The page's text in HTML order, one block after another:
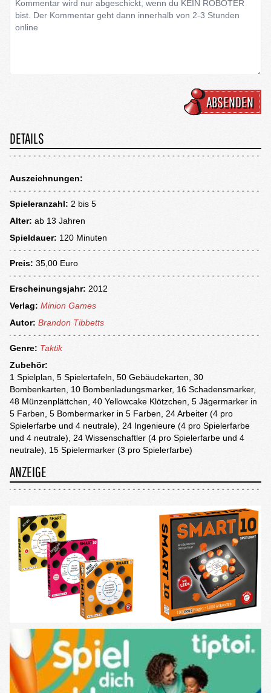
ABSENDEN
DETAILS
Auszeichnungen:
Spieleranzahl: 2 bis 5
Alter: ab 13 Jahren
Spieldauer: 120 Minuten
Preis: 35,00 Euro
Erscheinungsjahr: 2012
Verlag: Minion Games
Autor: Brandon Tibbetts
Genre: Taktik
Zubehör:
1 Spielplan, 5 Spielertafeln, 50 Gebäudekarten, 30
Bombenkarten, 10 Bombenladungsmarker, 16 Schadensmarker,
48 Münzenplättchen, 40 Yellowcake Klötzchen, 5 Jägermarker in
5 Farben, 5 Bombermarker in 5 Farben, 24 Arbeiter (4 pro
Spielerfarbe und 4 neutrale), 24 Ingenieure (4 pro Spielerfarbe
und 4 neutrale), 24 Wissenschaftler (4 pro Spielerfarbe und 4
neutrale), 15 Spielermarker (3 pro Spielerfarbe)
ANZEIGE